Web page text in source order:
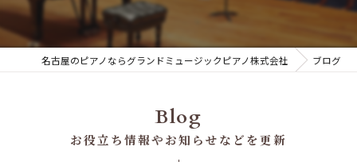
名古屋のピアノならグランドミュージックピアノ株式会社 ブログ
Blog
お役立ち情報やお知らせなどを更新